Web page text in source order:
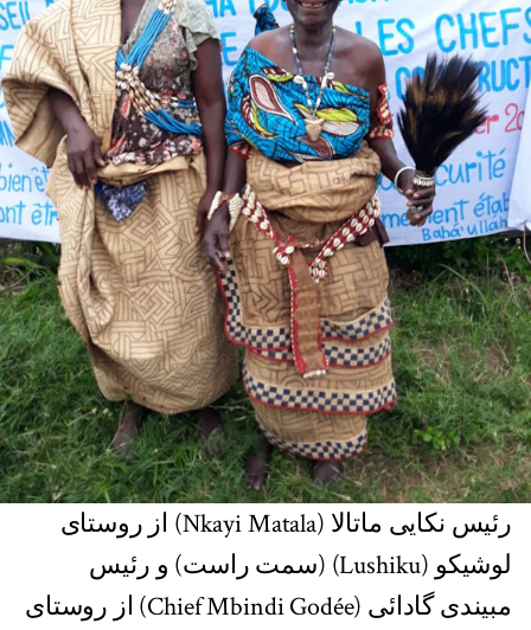
رئیس نکایی ماتالا (Nkayi Matala) از روستای
لوشیکو (Lushiku) (سمت راست) و رئیس
مبیندی گادائی (Chief Mbindi Godée) از روستای